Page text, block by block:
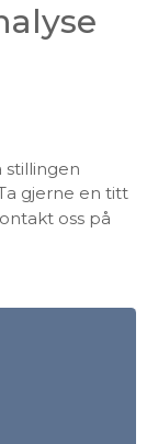
stillingen
gjerne en titt
oss på